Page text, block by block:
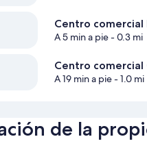
Centro comercial
A 5 min a pie- 0.3 mi
Centro comercial
A 19 min a pie- 1.0 mi
de la